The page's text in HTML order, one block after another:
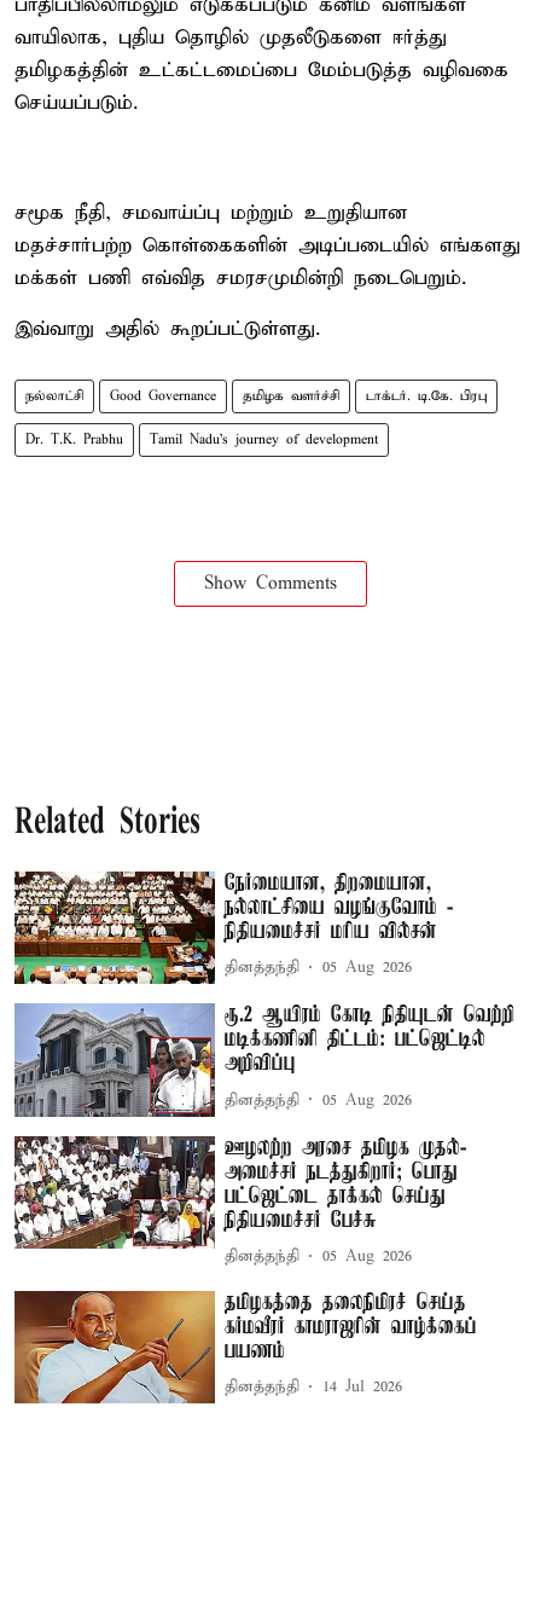
வாயிலாக, புதிய தொழில் முதலீடுகளை ஈர்த்து
தமிழகத்தின் உட்கட்டமைப்பை மேம்படுத்த வழிவகை
செய்யப்படும்.
சமூக நீதி, சமவாய்ப்பு மற்றும் உறுதியான
மதச்சார்பற்ற கொள்கைகளின் அடிப்படையில் எங்களது
மக்கள் பணி எவ்வித சமரசமுமின்றி நடைபெறும்.
இவ்வாறு அதில் கூறப்பட்டுள்ளது.
நல்லாட்சி Good Governance தமிழக வளர்ச்சி டாக்டர். டி.கே. பிரபு
Dr. T.K. Prabhu Tamil Nadu's journey of development
Show Comments
Related Stories
நேர்மையான, திறமையான,
நல்லாட்சியை வழங்குவோம் -
நிதியமைச்சர் மரிய வில்சன்
தினத்தந்தி 05 Aug 2026
ரூ.2 ஆயிரம் கோடி நிதியுடன் வெற்றி
மடிக்கணினி திட்டம்: பட்ஜெட்டில்
அறிவிப்பு
தினத்தந்தி 05 Aug 2026
ஊழலற்ற அரசை தமிழக முதல்-
அமைச்சர் நடத்துகிறார்; பொது
பட்ஜெட்டை தாக்கல் செய்து
நிதியமைச்சர் பேச்சு
தினத்தந்தி 05 Aug 2026
தமிழகத்தை தலைநிமிரச் செய்த
கர்மவீரர் காமராஜரின் வாழ்க்கைப்
பயணம்
தினத்தந்தி 14 Jul 2026